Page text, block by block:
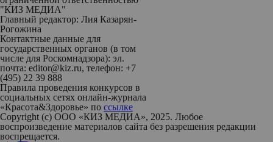
"КИЗ МЕДИА"
Главный редактор: Лия Казарян-
Рогожина
Контактные данные для
государственных органов (в том
числе для Роскомнадзора): эл.
почта: editor@kiz.ru, телефон: +7
(495) 22 39 888
Правила проведения конкурсов в
социальных сетях онлайн-журнала
«Красота&Здоровье» по ссылке
Copyright (с) ООО «КИЗ МЕДИА», 2025. Любое
воспроизведение материалов сайта без разрешения редакции
воспрещается.